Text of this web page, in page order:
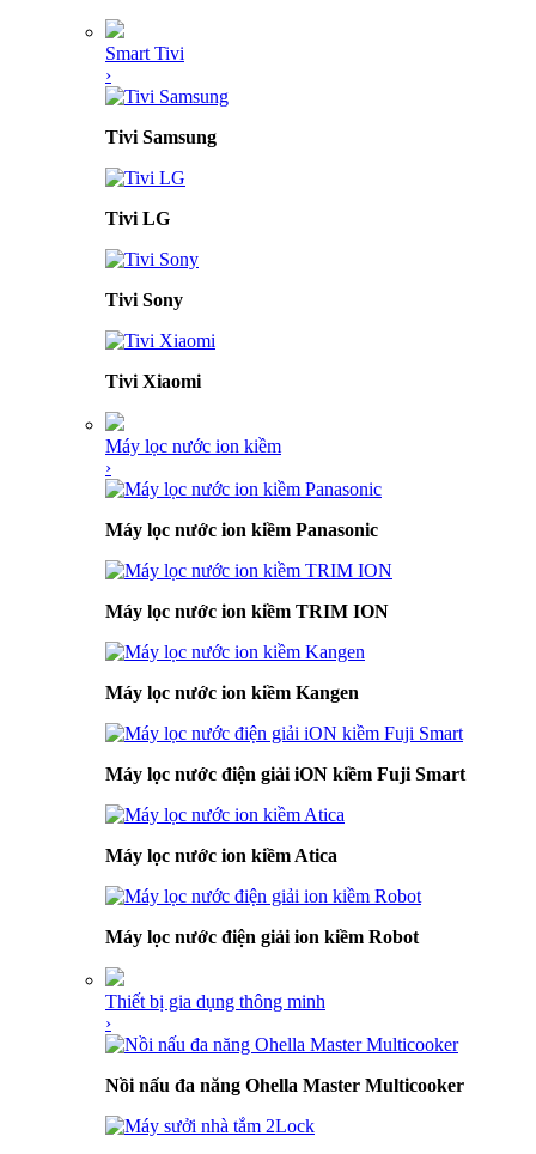
Smart Tivi
›
Tivi Samsung
Tivi LG
Tivi Sony
Tivi Xiaomi
Máy lọc nước ion kiềm
›
Máy lọc nước ion kiềm Panasonic
Máy lọc nước ion kiềm TRIM ION
Máy lọc nước ion kiềm Kangen
Máy lọc nước điện giải iON kiềm Fuji Smart
Máy lọc nước ion kiềm Atica
Máy lọc nước điện giải ion kiềm Robot
Thiết bị gia dụng thông minh
›
Nồi nấu đa năng Ohella Master Multicooker